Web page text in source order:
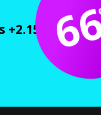
+2.150 cursos